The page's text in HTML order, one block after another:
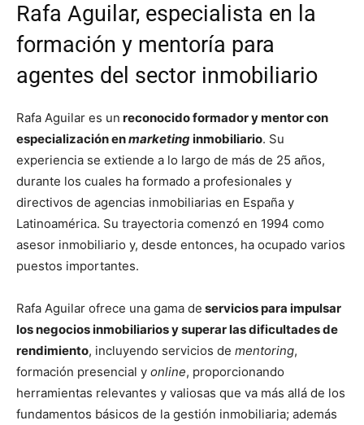
Rafa Aguilar, especialista en la
formación y mentoría para
agentes del sector inmobiliario
Rafa Aguilar es un reconocido formador y mentor con
especialización enmarketinginmobiliario. Su
experiencia se extiende a lo largo de más de 25 años,
durante los cuales ha formado a profesionales y
directivos de agencias inmobiliarias en España y
Latinoamérica. Su trayectoria comenzó en 1994 como
asesor inmobiliario y, desde entonces, ha ocupado varios
puestos importantes.
Rafa Aguilar ofrece una gama de servicios para impulsar
los negocios inmobiliarios y superar las dificultades de
rendimiento, incluyendo servicios de mentoring,
formación presencial y online, proporcionando
herramientas relevantes y valiosas que va más allá de los
fundamentos básicos de la gestión inmobiliaria; además